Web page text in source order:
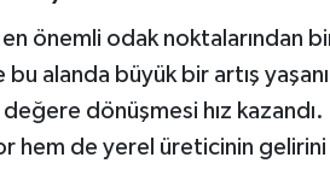
en önemli odak noktalarından
bu alanda büyük bir artış
dönüşmesi hız kazandı.
hem de yerel üreticinin gelirini